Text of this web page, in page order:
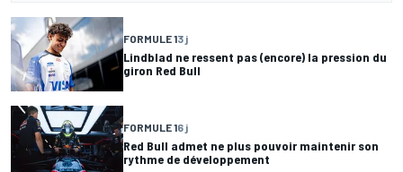
FORMULE 13 j
Lindblad ne ressent pas (encore) la pression du
giron Red Bull
FORMULE 16 j
Red Bull admet ne plus pouvoir maintenir son
rythme de développement